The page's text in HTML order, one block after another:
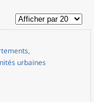
urbaines